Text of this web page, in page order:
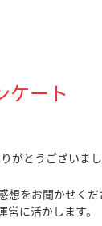
ケート
がとうございまし
をお聞かせくだ
に活かします。